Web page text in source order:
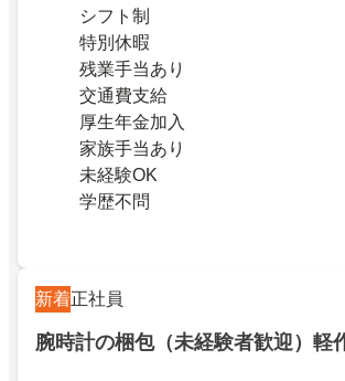
シフト制
特別休暇
残業手当あり
交通費支給
厚生年金加入
家族手当あり
未経験OK
学歴不問
新着正社員
腕時計の梱包（未経験者歓迎）軽